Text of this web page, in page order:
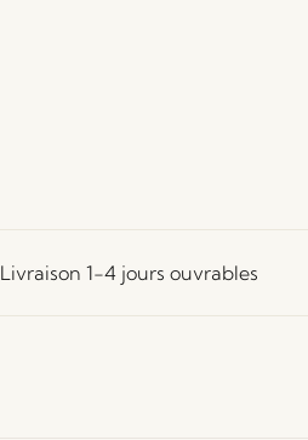
Livraison 1-4 jours ouvrables